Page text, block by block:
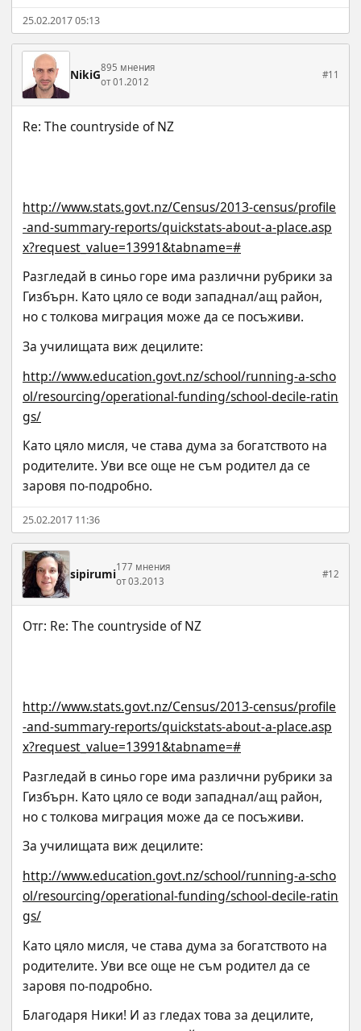
25.02.2017 05:13
NikiG895 мнения
от 01.2012
#11
http://www.stats.govt.nz/Census/2013-census/profile
-and-summary-reports/quickstats-about-a-place.asp
x?request_value=13991&tabname=#
Разгледай в синьо горе има различни рубрики за
Гизбърн. Като цяло се води западнал/ащ район,
но с толкова миграция може да се посъживи.
За училищата виж децилите:
http://www.education.govt.nz/school/running-a-scho
ol/resourcing/operational-funding/school-decile-ratin
gs/
Като цяло мисля, че става дума за богатството на
родителите. Уви все още не съм родител да се
заровя по-подробно.
25.02.2017 11:36
sipirumi177 мнения
от 03.2013
#12
http://www.stats.govt.nz/Census/2013-census/profile
-and-summary-reports/quickstats-about-a-place.asp
x?request_value=13991&tabname=#
Разгледай в синьо горе има различни рубрики за
Гизбърн. Като цяло се води западнал/ащ район,
но с толкова миграция може да се посъживи.
За училищата виж децилите:
http://www.education.govt.nz/school/running-a-scho
ol/resourcing/operational-funding/school-decile-ratin
gs/
Като цяло мисля, че става дума за богатството на
родителите. Уви все още не съм родител да се
заровя по-подробно.
Благодаря Ники! И аз гледах това за децилите,